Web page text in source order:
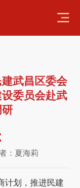
建武昌区委会
委员会赴武
：夏海莉
计划，推进民建